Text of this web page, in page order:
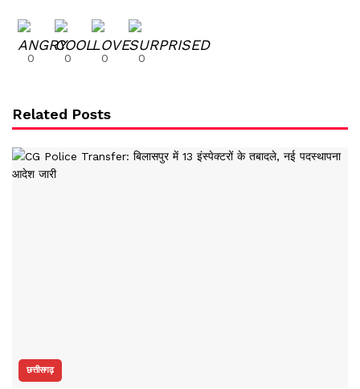
0 0 0 0
Related Posts
छत्तीसगढ़